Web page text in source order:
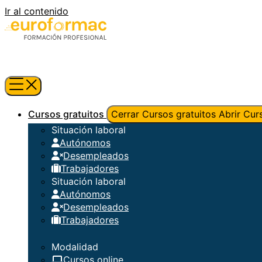
Ir al contenido
Cursos gratuitos Cerrar Cursos gratuitos Abrir
Situación laboral
Autónomos
Desempleados
Trabajadores
Situación laboral
Autónomos
Desempleados
Trabajadores
Modalidad
Cursos online